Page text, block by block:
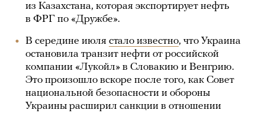
из Казахстана, которая экспортирует нефть
в ФРГ по «Дружбе».
В середине июля стало известно, что Украина
остановила транзит нефти от российской
компании «Лукойл» в Словакию и Венгрию.
Это произошло вскоре после того, как Совет
национальной безопасности и обороны
Украины расширил санкции в отношении